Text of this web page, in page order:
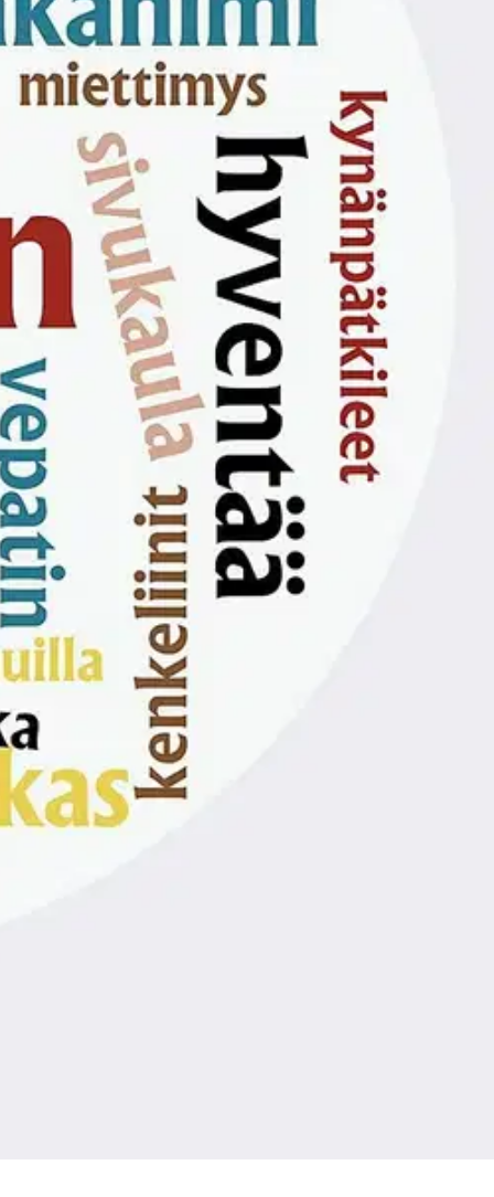
on nopeilla, neulaset ovat kuusenpiikkejä. Sukset ovat
vakiintunutta sanastoa.
kahden lapsen puheesta laajan aineiston nauhoitteita ja
taustoitetaan, millaisia yhdyssanoja ja johdoksia lapset ovat
sekä lapsenkielestä ja uudissanoista kiinnostuneille